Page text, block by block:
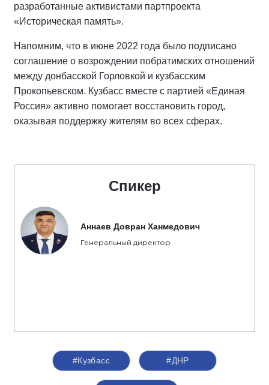
разработанные активистами партпроекта
«Историческая память».
Напомним, что в июне 2022 года было подписано
соглашение о возрождении побратимских отношений
между донбасской Горловкой и кузбасским
Прокопьевском. Кузбасс вместе с партией «Единая
Россия» активно помогает восстановить город,
оказывая поддержку жителям во всех сферах.
Спикер
Аннаев Довран Ханмедович
Генеральный директор
#Кузбасс #ДНР